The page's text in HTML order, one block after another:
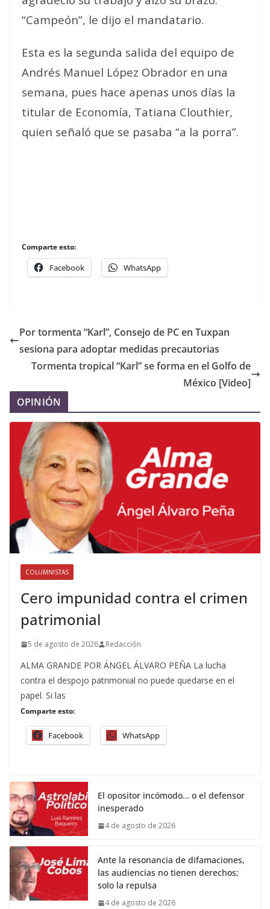
“Campeón”, le dijo el mandatario.
Esta es la segunda salida del equipo de
Andrés Manuel López Obrador en una
semana, pues hace apenas unos días la
titular de Economía, Tatiana Clouthier,
quien señaló que se pasaba “a la porra”.
Comparte esto:
Facebook WhatsApp
Por tormenta “Karl”, Consejo de PC en Tuxpan
sesiona para adoptar medidas precautorias
Tormenta tropical “Karl” se forma en el Golfo de
México [Video]
OPINIÓN
COLUMNISTAS
Cero impunidad contra el crimen
patrimonial
5 de agosto de 2026 Redacción
ALMA GRANDE POR ÁNGEL ÁLVARO PEÑA La lucha
contra el despojo patrimonial no puede quedarse en el
papel. Si las
Comparte esto:
Facebook WhatsApp
El opositor incómodo… o el defensor
inesperado
4 de agosto de 2026
Ante la resonancia de difamaciones,
las audiencias no tienen derechos;
solo la repulsa
4 de agosto de 2026